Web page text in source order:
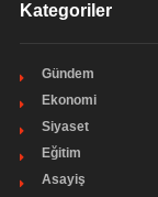
Kategoriler
Gündem
Ekonomi
Siyaset
Eğitim
Asayiş